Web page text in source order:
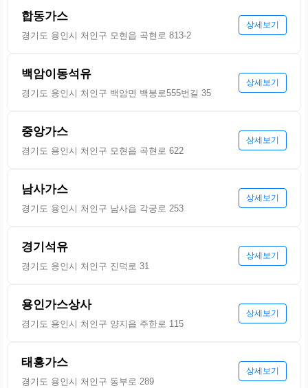
합동가스
경기도 용인시 처인구 모현읍 곡현로 813-2
상세보기
백암이동석유
경기도 용인시 처인구 백암면 백봉로555번길 35
상세보기
중앙가스
경기도 용인시 처인구 모현읍 곡현로 622
상세보기
남사가스
경기도 용인시 처인구 남사읍 각궁로 253
상세보기
경기석유
경기도 용인시 처인구 진덕로 31
상세보기
용인가스상사
경기도 용인시 처인구 양지읍 주한로 115
상세보기
태흥가스
경기도 용인시 처인구 동부로 289
상세보기